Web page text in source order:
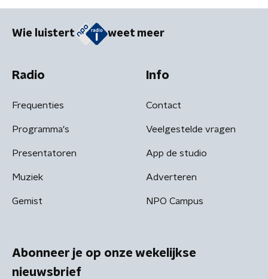
Wie luistert weet meer
Radio
Frequenties
Programma's
Presentatoren
Muziek
Gemist
Info
Contact
Veelgestelde vragen
App de studio
Adverteren
NPO Campus
Abonneer je op onze wekelijkse
nieuwsbrief